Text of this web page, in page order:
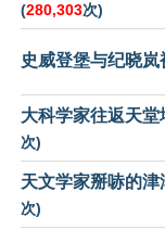
(280,303次)
史威登堡与纪晓
大科学家往返天
次)
天文学家掰哧的
次)